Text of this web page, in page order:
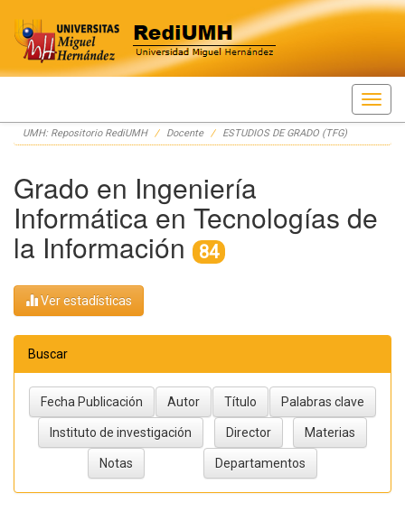
Skip
navigation
UMH: Repositorio RediUMH Docente ESTUDIOS DE GRADO (TFG)
Grado en Ingeniería
Informática en Tecnologías de
la Información 84
Ver estadísticas
Buscar